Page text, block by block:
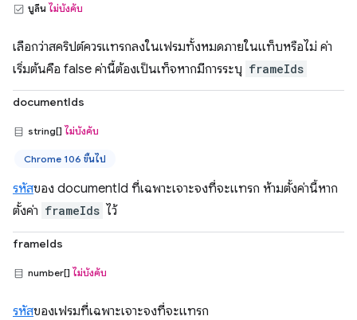
บูลีน ไม่บังคับ
เลือกว่าสคริปต์ควรแทรกลงในเฟรมทั้งหมดภายในแท็บหรือไม่ ค่า
เริ่มต้นคือ false ค่านี้ต้องเป็นเท็จหากมีการระบุ frameIds
documentIds
string[] ไม่บังคับ
Chrome 106 ขึ้นไป
รหัสของ documentId ที่เฉพาะเจาะจงที่จะแทรก ห้ามตั้งค่านี้หาก
ตั้งค่า frameIds ไว้
frameIds
number[] ไม่บังคับ
รหัสของเฟรมที่เฉพาะเจาะจงที่จะแทรก